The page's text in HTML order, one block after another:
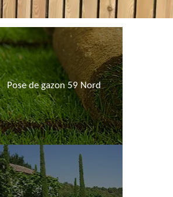
Pose de gazon 59 Nord